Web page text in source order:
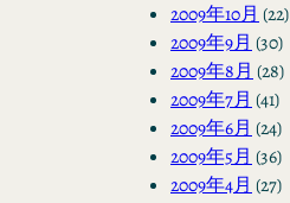
2009年10月 (22)
2009年9月 (30)
2009年8月 (28)
2009年7月 (41)
2009年6月 (24)
2009年5月 (36)
2009年4月 (27)